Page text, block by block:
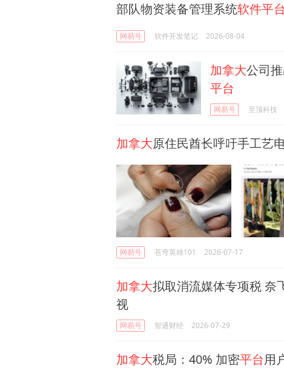
部队物资装备管理系统软件平台
网易号 软件开发笔记 2026-08-04
加拿大公司
平台
网易号 至顶科技
加拿大原住民酋长呼吁手工艺
网易号 苍穹英雄101 2026-07-17
加拿大拟取消流媒体专项税 奈
视
网易号 智通财经 2026-07-29
加拿大税局：40% 加密平台用